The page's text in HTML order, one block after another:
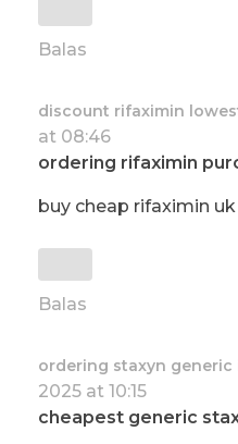
Balas
discount rifaximin
at 08:46
ordering rifaximin
buy cheap rifaximin
Balas
ordering staxyn
2025 at 10:15
cheapest generic